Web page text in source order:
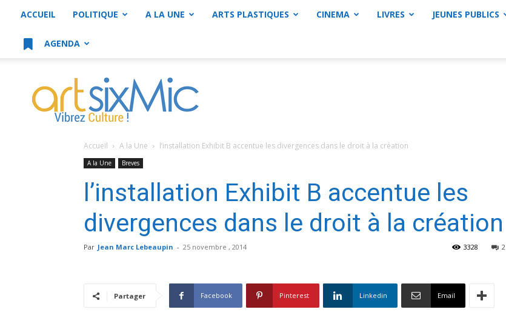
ACCUEIL POLITIQUE A LA UNE ARTS PLASTIQUES CINEMA LIVRES JEUNES PUBLICS
AGENDA
artsixMic
Accueil A la Une l’installation Exhibit B accentue les divergences dans le droit à la création
A la Une Breves
l’installation Exhibit B accentue les
divergences dans le droit à la création
Par Jean Marc Lebeaupin - 25 novembre , 2014 2
3328
Partager Facebook Pinterest Linkedin Email